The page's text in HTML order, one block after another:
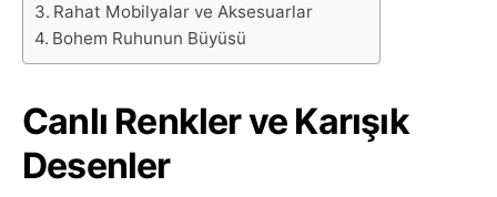
Rahat Mobilyalar ve Aksesuarlar
Bohem Ruhunun Büyüsü
Canlı Renkler ve Karışık
Desenler